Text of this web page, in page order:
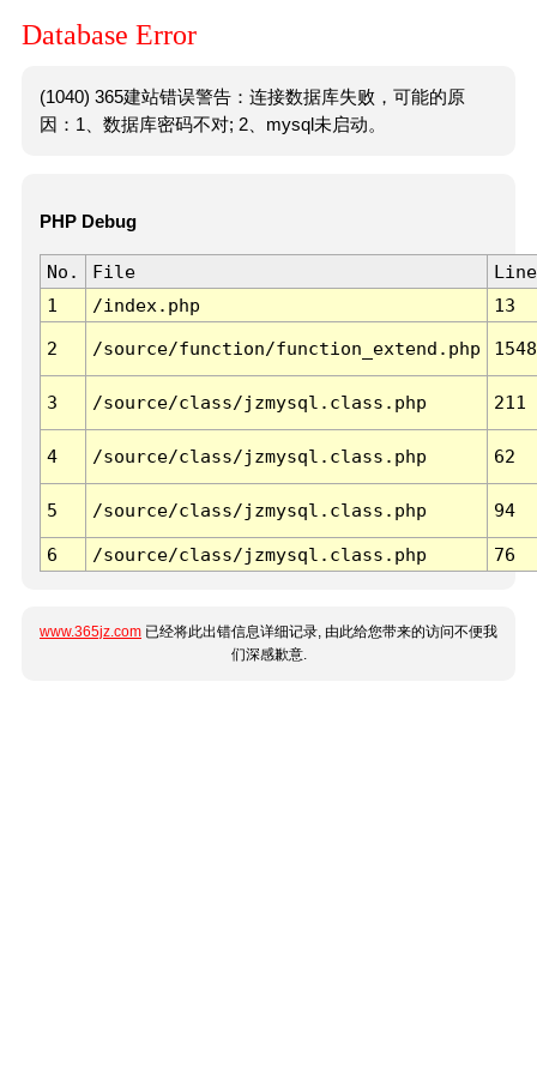
Database Error
(1040) 365建站错误警告：连接数据库失败，可能的原
因：1、数据库密码不对; 2、mysql未启动。
PHP Debug
No. File
Line
1
/index.php 13
2 /source/function/function_extend.php 1548
3 /source/class/jzmysql.class.php 211
4 /source/class/jzmysql.class.php 62
5 /source/class/jzmysql.class.php 94
6 /source/class/jzmysql.class.php 76
www.365jz.com 已经将此出错信息详细记录, 由此给您带来的访问不便我
们深感歉意.